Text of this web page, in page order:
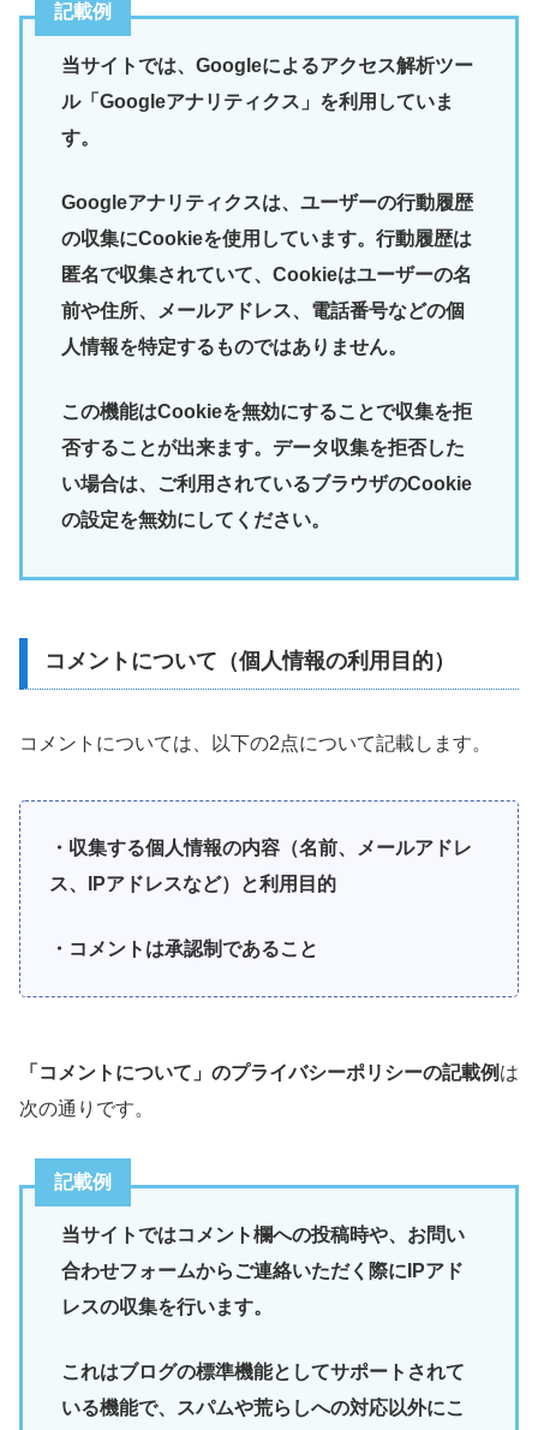
記載例
当サイトでは、Googleによるアクセス解析ツー
ル「Googleアナリティクス」を利用していま
す。
Googleアナリティクスは、ユーザーの行動履歴
の収集にCookieを使用しています。行動履歴は
匿名で収集されていて、Cookieはユーザーの名
前や住所、メールアドレス、電話番号などの個
人情報を特定するものではありません。
この機能はCookieを無効にすることで収集を拒
否することが出来ます。データ収集を拒否した
い場合は、ご利用されているブラウザのCookie
の設定を無効にしてください。
コメントについて（個人情報の利用目的）
コメントについては、以下の2点について記載します。
・収集する個人情報の内容（名前、メールアドレ
ス、IPアドレスなど）と利用目的
・コメントは承認制であること
「コメントについて」のプライバシーポリシーの記載例 は
次の通りです。
記載例
当サイトではコメント欄への投稿時や、お問い
合わせフォームからご連絡いただく際にIPアド
レスの収集を行います。
これはブログの標準機能としてサポートされて
いる機能で、スパムや荒らしへの対応以外にこ